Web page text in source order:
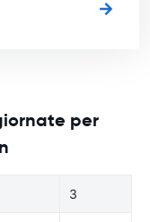
per
3